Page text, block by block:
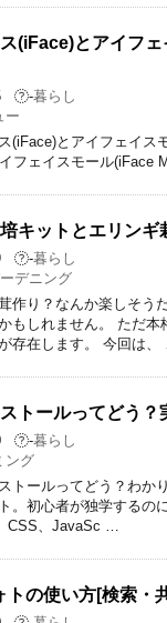
(iFace)とアイフ
-暮らし
ー
(iFace)とアイフェイ
フェイスモール(iFace
キットとエリン
-暮らし
デニング
作り？なんか楽しそ
もしれません。 ただ
存在します。 今回は
ストールってどう
-暮らし
ング
トールってどう？わか
。初心者が独学するの
CSS、JavaSc …
の使い方[検索・